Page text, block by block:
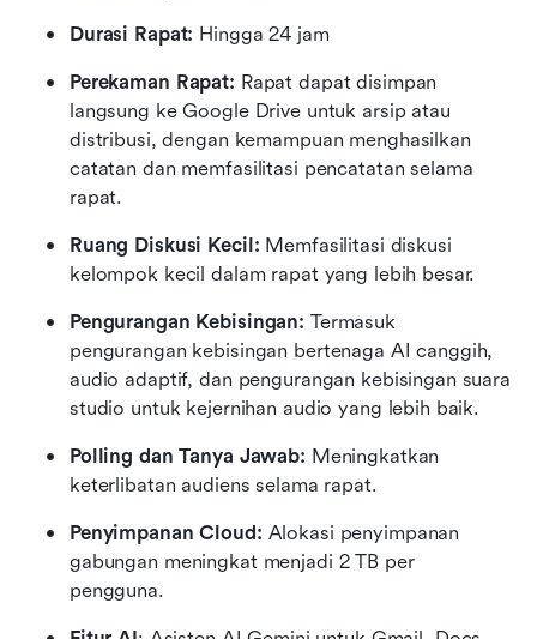
Durasi Rapat: Hingga 24 jam
Perekaman Rapat: Rapat dapat disimpan
langsung ke Google Drive untuk arsip atau
distribusi, dengan kemampuan menghasilkan
catatan dan memfasilitasi pencatatan selama
rapat.
Ruang Diskusi Kecil: Memfasilitasi diskusi
kelompok kecil dalam rapat yang lebih besar.
Pengurangan Kebisingan: Termasuk
pengurangan kebisingan bertenaga AI canggih,
audio adaptif, dan pengurangan kebisingan suara
studio untuk kejernihan audio yang lebih baik.
Polling dan Tanya Jawab: Meningkatkan
keterlibatan audiens selama rapat.
Penyimpanan Cloud: Alokasi penyimpanan
gabungan meningkat menjadi 2 TB per
pengguna.